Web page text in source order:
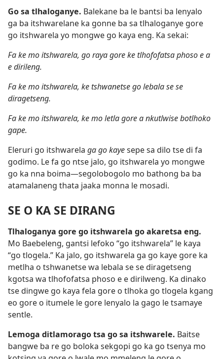
Go sa tlhaloganye. Balekane ba le bantsi ba lenyalo
ga ba itshwarelane ka gonne ba sa tlhaloganye gore
go itshwarela yo mongwe go kaya eng. Ka sekai:
Fa ke mo itshwarela, go raya gore ke tlhofofatsa phoso e a
e dirileng.
Fa ke mo itshwarela, ke tshwanetse go lebala se se
diragetseng.
Fa ke mo itshwarela, ke mo letla gore a nkutlwise botlhoko
gape.
Eleruri go itshwarela ga go kayesepe sa dilo tse di fa
godimo. Le fa go ntse jalo, go itshwarela yo mongwe
go ka nna boima—segolobogolo mo bathong ba ba
atamalaneng thata jaaka monna le mosadi.
SE O KA SE DIRANG
Tlhaloganya gore go itshwarela go akaretsa eng.
Mo Baebeleng, gantsi lefoko “go itshwarela” le kaya
“go tlogela.” Ka jalo, go itshwarela ga go kaye gore ka
metlha o tshwanetse wa lebala se se diragetseng
kgotsa wa tlhofofatsa phoso e e dirilweng. Ka dinako
tse dingwe go kaya fela gore o tlhoka go tlogela kgang
eo gore o itumele le gore lenyalo la gago le tsamaye
sentle.
Lemoga ditlamorago tsa go sa itshwarele. Baitse
bangwe ba re go boloka sekgopi go ka go tsenya mo